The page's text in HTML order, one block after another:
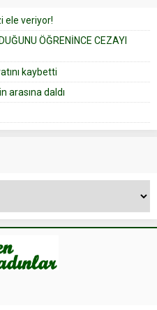
yapıştırdığı için düğünden...
ele veriyor!
ÖĞRENİNCE CEZAYI
kaybetti
arasına daldı